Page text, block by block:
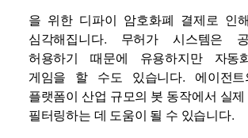
을 위한 디파이 암호화폐 결제로 인
심각해집니다. 무허가 시스템은
허용하기 때문에 유용하지만 자동
게임을 할 수도 있습니다. 에이전
플랫폼이 산업 규모의 봇 동작에서 실
필터링하는 데 도움이 될 수 있습니다.